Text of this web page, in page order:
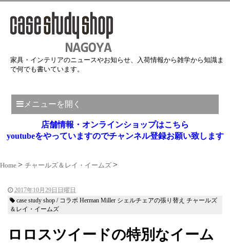
家具・インテリアのニュースやお知らせ、入荷情報から雑学から知識ま
で何でも書いています。
メニューを開く
店舗情報・オンラインショップはこちら
youtubeをやっていますのでチャンネル登録お願い致します
Home チャールズ＆レイ・イームズ
2017年10月29日日曜日
case study shop / コラボ Herman Miller シェルチェアの張り替え チャールズ
＆レイ・イームズ
ロロスツイードの特別なイーム